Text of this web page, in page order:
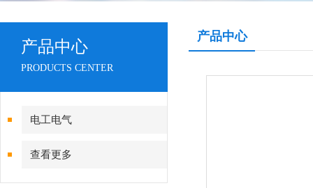
产品中心
PRODUCTS CENTER
电工电气
查看更多
产品中心